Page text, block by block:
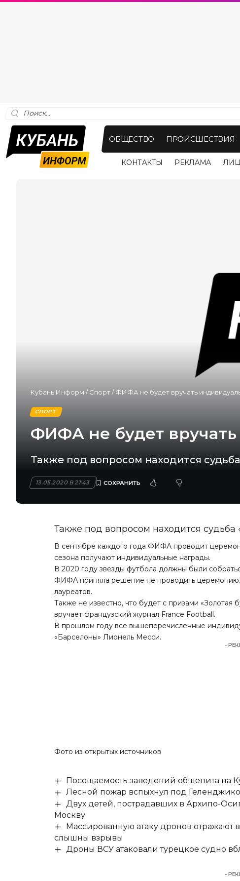
ОБЩЕСТВО ПРОИСШЕСТВИЯ
КОНТАКТЫ РЕКЛАМА
Кубань Информ /Спорт/ФИФА не будет вручать
СПОРТ
ФИФА не будет
Также под вопросом находится
13.05.2020 В 21:43
Также под вопросом находится судьба
В сентябре каждого года ФИФА проводит
сезона получают индивидуальные награды.
В 2020 году звезды футбола должны были
ФИФА приняла решение не проводить церемонию.
лауреатов.
Также не известно, что будет с призами «Золотая
вручает французский журнал France Football.
В прошлом году все вышеперечисленные
«Барселоны» Лионель Месси.
-
Фото из открытых источников
Посещаемость заведений общепита на
Лесной пожар вспыхнул под
Двух детей, пострадавших в Архипо-
Москву
Массированную атаку дронов отражают
слышны взрывы
Дроны ВСУ атаковали турецкое судно
-